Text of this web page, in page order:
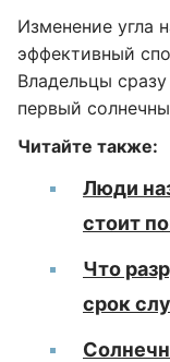
Изменение угла
эффективный
Владельцы
первый
Читайте также:
Люди
стоит
Что
срок